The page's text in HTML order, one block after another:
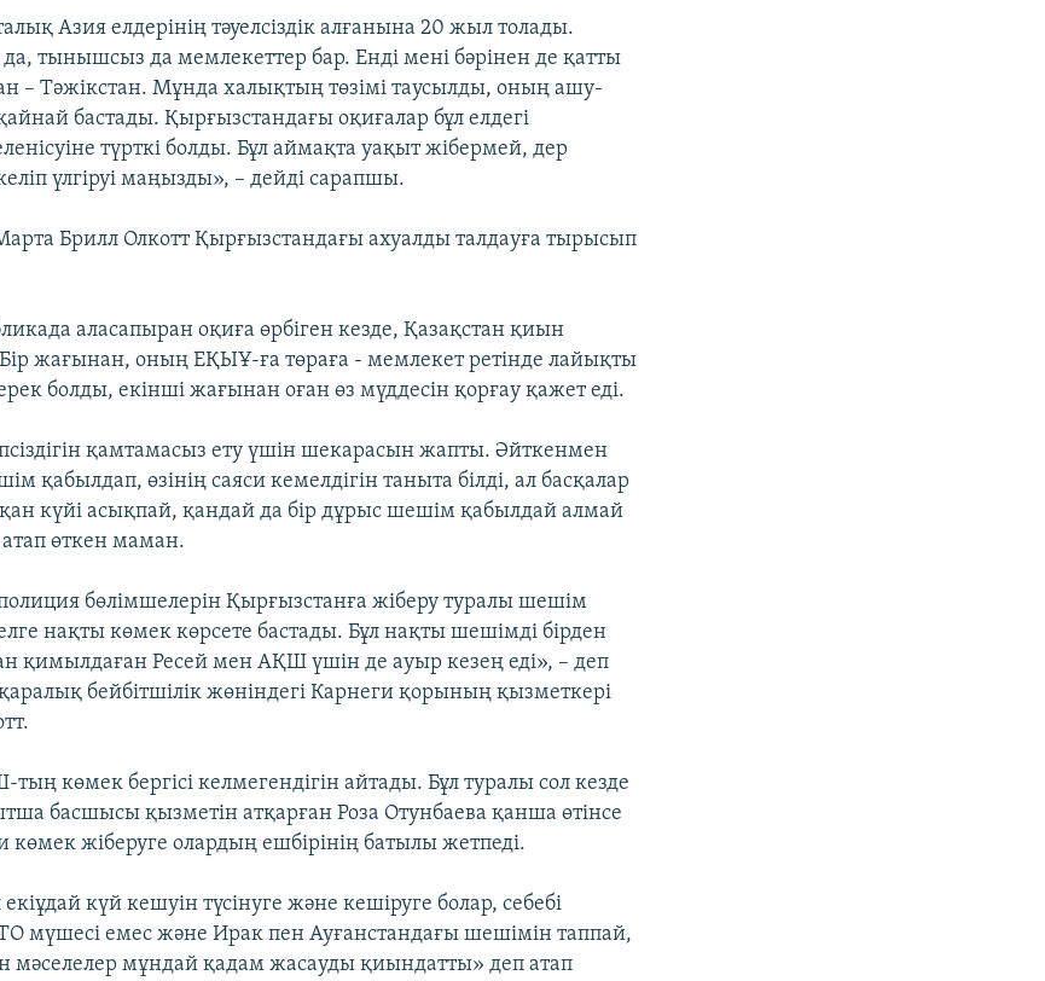
Азия елдерінің тәуелсіздік алғанына 20 жыл толады.
тынышсыз да мемлекеттер бар. Енді мені бәрінен де қатты
– Тәжікстан. Мұнда халықтың төзімі таусылды, оның ашу-
бастады. Қырғызстандағы оқиғалар бұл елдегі
түрткі болды. Бұл аймақта уақыт жібермей, дер
үлгіруі маңызды», – дейді сарапшы.
Брилл Олкотт Қырғызстандағы ахуалды талдауға тырысып
аласапыран оқиға өрбіген кезде, Қазақстан қиын
жағынан, оның ЕҚЫҰ-ға төраға - мемлекет ретінде лайықты
болды, екінші жағынан оған өз мүддесін қорғау қажет еді.
қамтамасыз ету үшін шекарасын жапты. Әйткенмен
қабылдап, өзінің саяси кемелдігін таныта білді, ал басқалар
күйі асықпай, қандай да бір дұрыс шешім қабылдай алмай
өткен маман.
бөлімшелерін Қырғызстанға жіберу туралы шешім
нақты көмек көрсете бастады. Бұл нақты шешімді бірден
қимылдаған Ресей мен АҚШ үшін де ауыр кезең еді», – деп
бейбітшілік жөніндегі Карнеги қорының қызметкері
көмек бергісі келмегендігін айтады. Бұл туралы сол кезде
басшысы қызметін атқарған Роза Отунбаева қанша өтінсе
көмек жіберуге олардың ешбірінің батылы жетпеді.
күй кешуін түсінуге және кешіруге болар, себебі
мүшесі емес және Ирак пен Ауғанстандағы шешімін таппай,
мәселелер мұндай қадам жасауды қиындатты» деп атап